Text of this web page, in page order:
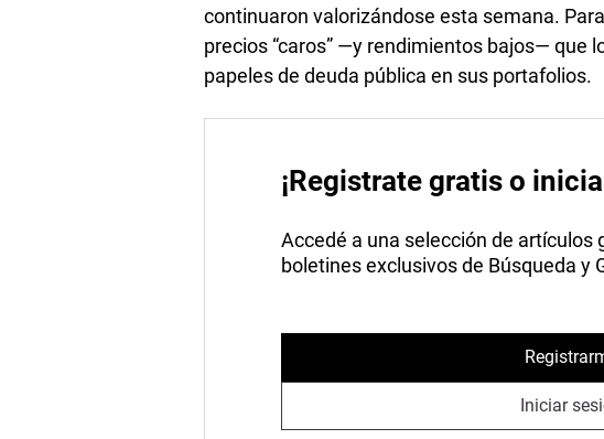
continuaron valorizándose esta semana.
precios “caros” —y rendimientos bajos— que
papeles de deuda pública en sus portafolios.
¡Registrate gratis o
Accedé a una selección de artículos
boletines exclusivos de Búsqueda y
Iniciar